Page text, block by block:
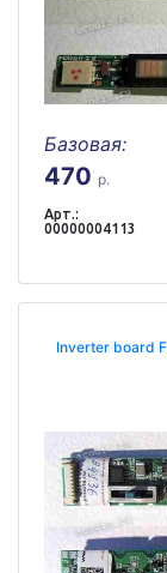
Базовая:
470 р.
Арт.:
00000004113
Inverter board